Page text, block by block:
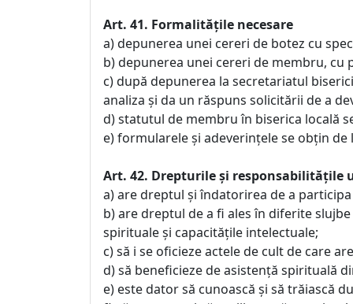
Art. 41. Formalitățile necesare
a) depunerea unei cereri de botez cu
b) depunerea unei cereri de membru, cu
c) după depunerea la secretariatul
analiza şi da un răspuns solicitării de a
d) statutul de membru în biserica locală
e) formularele şi adeverinţele se obţin
Art. 42. Drepturile şi responsabilităţile
a) are dreptul şi îndatorirea de a
b) are dreptul de a fi ales în diferite
spirituale şi capacităţile intelectuale;
c) să i se oficieze actele de cult de care
d) să beneficieze de asistenţă spirituală
e) este dator să cunoască şi să trăiască